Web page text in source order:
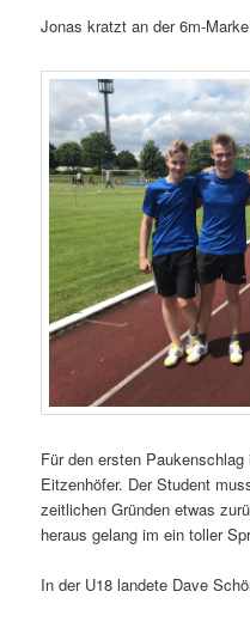
Jonas kratzt an der 6m-
Für den ersten
Eitzenhöfer. Der Student
zeitlichen Gründen etwas
heraus gelang im ein toller
In der U18 landete Dave